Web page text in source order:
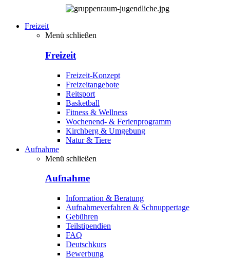
Freizeit
Menü schließen
Freizeit
Freizeit-Konzept
Freizeitangebote
Reitsport
Basketball
Fitness & Wellness
Wochenend- & Ferienprogramm
Kirchberg & Umgebung
Natur & Tiere
Aufnahme
Menü schließen
Aufnahme
Information & Beratung
Aufnahmeverfahren & Schnuppertage
Gebühren
Teilstipendien
FAQ
Deutschkurs
Bewerbung